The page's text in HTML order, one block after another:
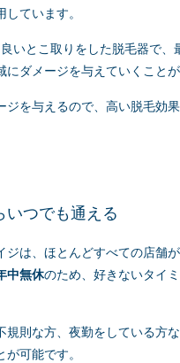
ています。
いとこ取りをした脱毛器で、
ダメージを与えていくことが
ジを与えるので、高い脱毛効
いつでも通える
ジは、ほとんどすべての店舗が
中無休のため、好きないタイ
規則な方、夜勤をしている方
可能です。